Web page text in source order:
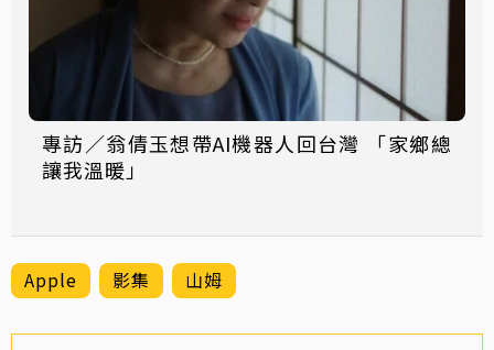
專訪／翁倩玉想帶AI機器人回台灣 「家鄉總
讓我溫暖」
Apple 影集 山姆